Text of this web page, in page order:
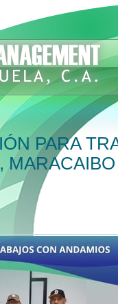
PARA
MARACAIBO